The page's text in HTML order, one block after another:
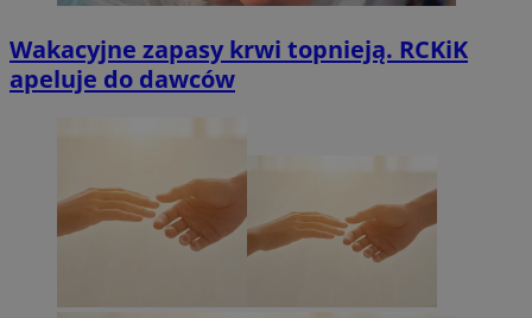
Wakacyjne zapasy krwi topnieją. RCKiK
apeluje do dawców